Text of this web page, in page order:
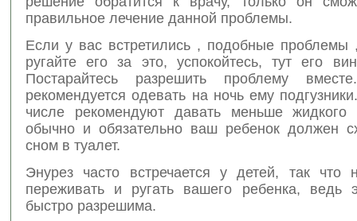
правильное лечение данной проблемы.
Если у вас встретились , подобные проблемы
ругайте его за это, успокойтесь, тут его
Постарайтесь разрешить проблему
рекомендуется одевать на ночь ему
числе рекомендуют давать меньше жидкого
обычно и обязательно ваш ребенок должен
сном в туалет.
Энурез часто встречается у детей, так что
переживать и ругать вашего ребенка, ведь
быстро разрешима.